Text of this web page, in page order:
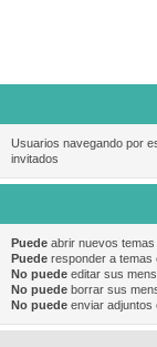
Usuarios navegando por
invitados
Puede abrir nuevos
Puede responder a temas
No puede editar sus
No puede borrar sus
No puede enviar adjuntos